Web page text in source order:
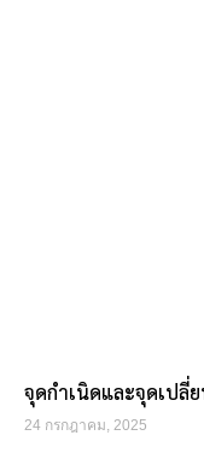
จุดกำเนิดและจุดเปลี่
24 กรกฎาคม, 2025